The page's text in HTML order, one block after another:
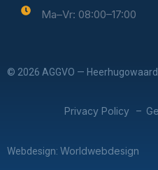
Ma–Vr: 08:00–17:00
© 2026 AGGVO — Heerhugowaard
Privacy Policy–
Webdesign: Worldwebdesign